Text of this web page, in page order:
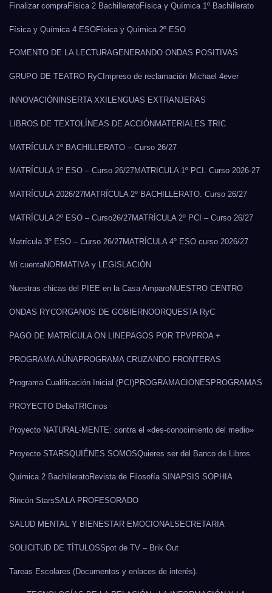
Finalizar compraFísica 2 BachilleratoFísica y Química 1º Bachillerato
Física y Química 4 ESOFísica y Química 2º ESO
FOMENTO DE LA LECTURAGENERANDO ONDAS POSITIVAS
GRUPO DE TEATRO RyC Impreso de reclamación Michael 4ever
INNOVACIÓN INSERTA XXI LENGUAS EXTRANJERAS
LIBROS DE TEXTOLÍNEAS DE ACCIÓNMATERIALES TRIC
MATRÍCULA 1º BACHILLERATO – Curso 26/27
MATRÍCULA 1º ESO – Curso 26/27MATRICULA 1º PCI. Curso 2026-27
MATRÍCULA 2026/27MATRÍCULA 2º BACHILLERATO. Curso 26/27
MATRÍCULA 2º ESO – Curso26/27MATRÍCULA 2º PCI – Curso 26/27
Matrícula 3º ESO – Curso 26/27MATRÍCULA 4º ESO curso 2026/27
Mi cuentaNORMATIVA y LEGISLACIÓN
Nuestras chicas del PIEE en la Casa AmparoNUESTRO CENTRO
ONDAS RYCORGANOS DE GOBIERNOORQUESTA RyC
PAGO DE MATRÍCULA ON LINE PAGOS POR TPVPROA +
PROGRAMA AÚNAPROGRAMA CRUZANDO FRONTERAS
Programa Cualificación Inicial (PCI)PROGRAMACIONES PROGRAMAS
PROYECTO DebaTRICmos
Proyecto NATURAL-MENTE: contra el «des-conocimiento del medio»
Proyecto STARSQUIÉNES SOMOSQuieres ser del Banco de Libros
Química 2 BachilleratoRevista de Filosofía SINAPSIS SOPHIA
Rincón StarsSALA PROFESORADO
SALUD MENTAL Y BIENESTAR EMOCIONALSECRETARIA
SOLICITUD DE TÍTULOSSpot de TV – Brik Out
Tareas Escolares (Documentos y enlaces de interés).